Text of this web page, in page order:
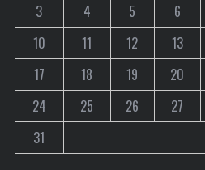
3
4 5 6
10
11 12 13
17
18 19 20
24
25 26 27
31